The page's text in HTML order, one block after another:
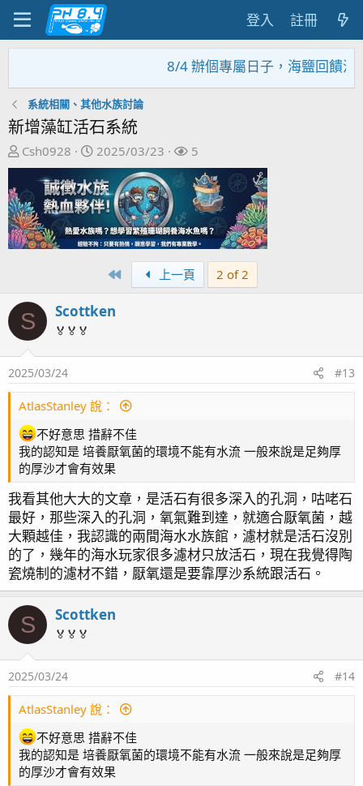
登入 註冊
8/4 辦個專屬日子，海鹽回饋活
系統相關、其他水族討論
新增藻缸活石系統
主
題
起
人
Csh0928
開
始
日
期
2025/03/23
關
注
者
5
First 上一頁 2 of 2
S Scottken
🏅🏅🏅
2025/03/24 #13
AtlasStanley 說：
不好意思 措辭不佳
我的認知是 培養厭氧菌的環境不能有水流 一般來說是足夠厚
的厚沙才會有效果
我看其他大大的文章，是活石有很多深入的孔洞，咕咾石
最好，那些深入的孔洞，氧氣難到達，就適合厭氧菌，越
大顆越佳，我認識的兩間海水水族館，濾材就是活石沒別
的了，幾年的海水玩家很多濾材只放活石，現在我覺得陶
瓷燒制的濾材不錯，厭氧還是要靠厚沙系統跟活石。
S Scottken
🏅🏅🏅
2025/03/24 #14
AtlasStanley 說：
不好意思 措辭不佳
我的認知是 培養厭氧菌的環境不能有水流 一般來說是足夠厚
的厚沙才會有效果